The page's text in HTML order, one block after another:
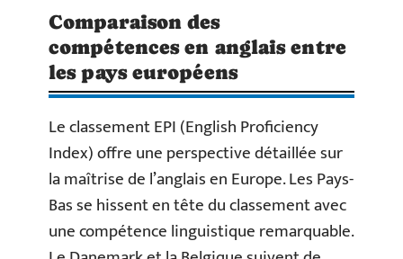
Comparaison des
compétences en anglais entre
les pays européens
Le classement EPI (English Proficiency
Index) offre une perspective détaillée sur
la maîtrise de l’anglais en Europe. Les Pays-
Bas se hissent en tête du classement avec
une compétence linguistique remarquable.